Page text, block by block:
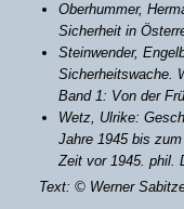
Oberhummer,
Sicherheit in
Steinwender,
Sicherheitswache.
Band 1: Von der
Wetz, Ulrike:
Jahre 1945 bis
Zeit vor 1945. phil.
Text: © Werner